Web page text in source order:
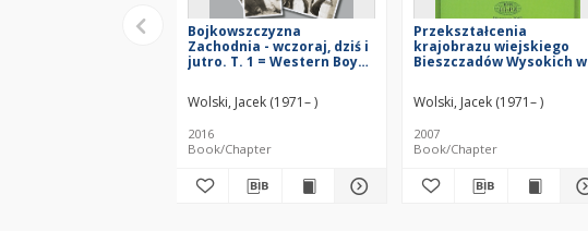
Bojkowszczyzna
Zachodnia - wczoraj, dziś i
jutro. T. 1 = Western Boyko
and tomorrow = Zahìdna
Bojkìvŝina - včora, s'ogodnì
Wolski, Jacek (1971– )
2016
Book/Chapter
Przekształcenia
krajobrazu wiejskiego
Bieszczadów Wysokich w
Transformations of the
High Bieszczady
during the last 150 years
Wolski, Jacek (1971– )
2007
Book/Chapter